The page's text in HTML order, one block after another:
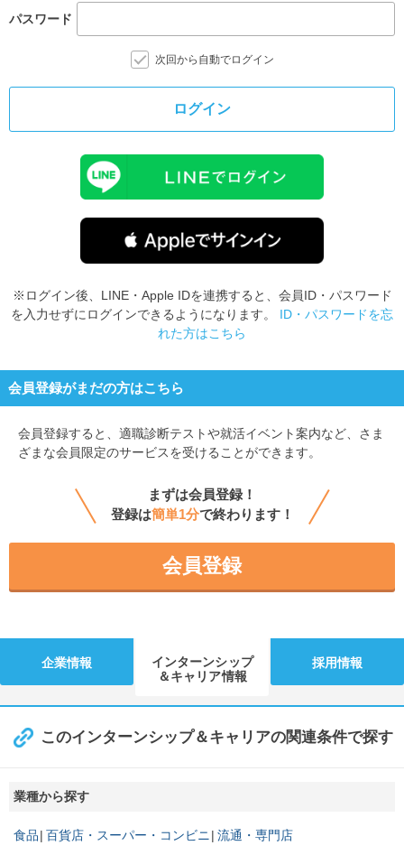
パスワード
次回から自動でログイン
ログイン
※ログイン後、LINE・Apple IDを連携すると、会員ID・パスワード
を入力せずにログインできるようになります。 ID・パスワードを忘
れた方はこちら
会員登録がまだの方はこちら
会員登録すると、 適職診断テストや就活イベント案内など、さま
ざまな会員限定のサービスを受けることができます。
まずは会員登録！
登録は簡単1分で終わります！
会員登録
企業情報
インターンシップ
＆キャリア情報
採用情報
このインターンシップ＆キャリアの関連条件で探す
業種から探す
食品 百貨店・スーパー・コンビニ 流通・専門店